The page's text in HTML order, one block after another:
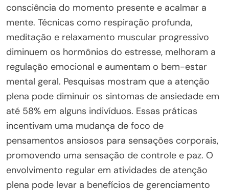
consciência do momento presente e acalmar a
mente. Técnicas como respiração profunda,
meditação e relaxamento muscular progressivo
diminuem os hormônios do estresse, melhoram a
regulação emocional e aumentam o bem-estar
mental geral. Pesquisas mostram que a atenção
plena pode diminuir os sintomas de ansiedade em
até 58% em alguns indivíduos. Essas práticas
incentivam uma mudança de foco de
pensamentos ansiosos para sensações corporais,
promovendo uma sensação de controle e paz. O
envolvimento regular em atividades de atenção
plena pode levar a benefícios de gerenciamento